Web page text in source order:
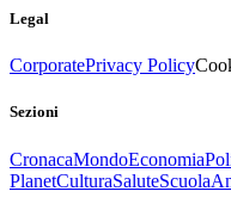
Legal
CorporatePrivacy Policy
Sezioni
CronacaMondoEconomia
PlanetCulturaSaluteScuola